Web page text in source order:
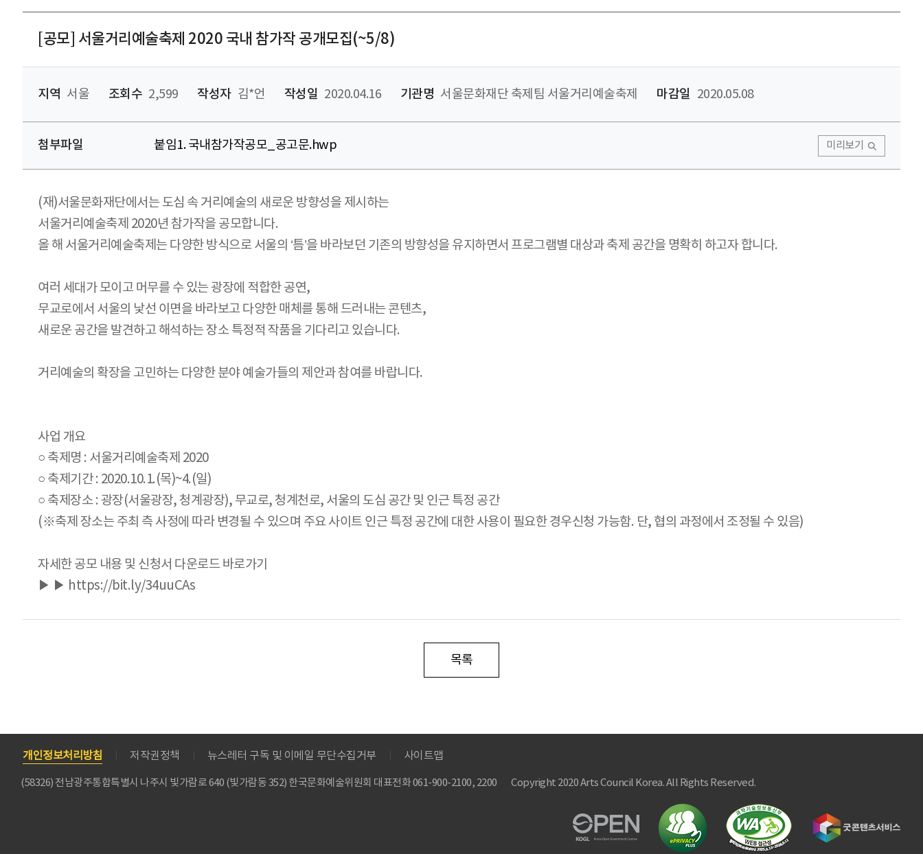
[공모] 서울거리예술축제 2020 국내 참가작 공개모집(~5/8)
지역 서울 조회수 2,599 작성자 김*언 작성일 2020.04.16 기관명 서울문화재단 축제팀 서울거리예술축제 마감일 2020.05.08
첨부파일 붙임1. 국내참가작공모_공고문.hwp 미리보기
(재)서울문화재단에서는 도심 속 거리예술의 새로운 방향성을 제시하는
서울거리예술축제 2020년 참가작을 공모합니다.
올 해 서울거리예술축제는 다양한 방식으로 서울의 ‘틈’을 바라보던 기존의 방향성을 유지하면서 프로그램별 대상과 축제 공간을 명확히 하고자 합니다.
여러 세대가 모이고 머무를 수 있는 광장에 적합한 공연,
무교로에서 서울의 낯선 이면을 바라보고 다양한 매체를 통해 드러내는 콘텐츠,
새로운 공간을 발견하고 해석하는 장소 특정적 작품을 기다리고 있습니다.
거리예술의 확장을 고민하는 다양한 분야 예술가들의 제안과 참여를 바랍니다.
사업 개요
○ 축제명 : 서울거리예술축제 2020
○ 축제기간 : 2020.10.1.(목)~4.(일)
○ 축제장소 : 광장(서울광장, 청계광장), 무교로, 청계천로, 서울의 도심 공간 및 인근 특정 공간
(※축제 장소는 주최 측 사정에 따라 변경될 수 있으며 주요 사이트 인근 특정 공간에 대한 사용이 필요한 경우신청 가능함. 단, 협의 과정에서 조정될 수 있음)
자세한 공모 내용 및 신청서 다운로드 바로가기
▶ ▶ https://bit.ly/34uuCAs
목록
개인정보처리방침 저작권정책 뉴스레터 구독 및 이메일 무단수집거부 사이트맵
(58326) 전남광주통합특별시 나주시 빛가람로 640 (빛가람동 352) 한국문화예술위원회 대표전화 061-900-2100, 2200 Copyright 2020 Arts Council Korea. All Rights Reserved.